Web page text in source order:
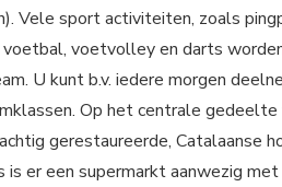
Vele sport activiteiten, zoals
voetvolley en darts
U kunt b.v. iedere morgen
Op het centrale gedeelte
gerestaureerde, Catalaanse
is er een supermarkt aanwezig